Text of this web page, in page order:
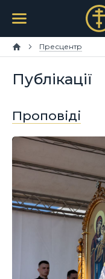
Пресцентр
Публікації
Проповіді